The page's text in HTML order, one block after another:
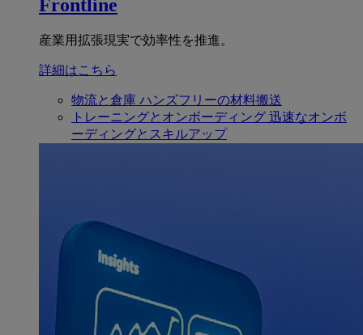
Frontline
産業用拡張現実で効率性を推進。
詳細はこちら
物流と倉庫 ハンズフリーの材料搬送
トレーニングとオンボーディング 迅速なオンボ
ーディングとスキルアップ